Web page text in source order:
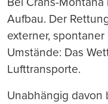
Aufbau. Der
externer,
Umstände: Das
Lufttransporte.
Unabhängig davon